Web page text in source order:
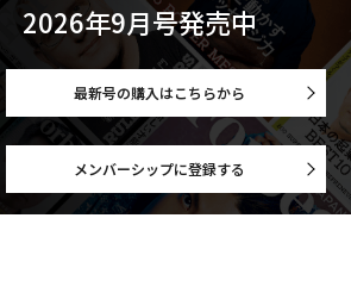
2026年9月号発売中
最新号の購入はこちらから
メンバーシップに登録する